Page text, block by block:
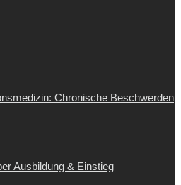
Chronische Beschwerden
Ausbildung & Einstieg